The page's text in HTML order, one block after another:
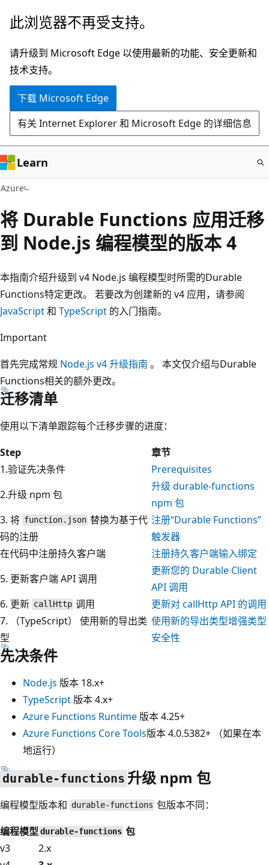
跳
主
要
内
此浏览器不再受支持。
请升级到 Microsoft Edge 以使用最新的功能、安全更新和
技术支持。
下载 Microsoft Edge
有关 Internet Explorer 和 Microsoft Edge 的详细信息
Learn
Azure
将 Durable Functions 应用迁移
到 Node.js 编程模型的版本 4
本指南介绍升级到 v4 Node.js 编程模型时所需的Durable
Functions特定更改。 若要改为创建新的 v4 应用，请参阅
JavaScript和 TypeScript 的入门指南。
Important
首先完成常规 Node.js v4 升级指南 。 本文仅介绍与Durable
Functions相关的额外更改。
迁移清单
使用以下清单跟踪每个迁移步骤的进度：
Step
章节
1.验证先决条件
Prerequisites
2.升级 npm 包
升级 durable-functions
npm 包
3. 将 function.json 替换为基于代
码的注册
注册“Durable Functions”
触发器
在代码中注册持久客户端
注册持久客户端输入绑定
5. 更新客户端 API 调用
更新您的 Durable Client
API 调用
6. 更新 callHttp 调用
更新对 callHttp API 的调用
7. （TypeScript） 使用新的导出类
型
使用新的导出类型增强类型
安全性
先决条件
Node.js 版本 18.x+
TypeScript 版本 4.x+
Azure Functions Runtime 版本 4.25+
Azure Functions Core Tools版本 4.0.5382+ （如果在本
地运行）
durable-functions 升级 npm 包
编程模型版本和 durable-functions 包版本不同：
编程模型durable-functions 包
v3
2.x